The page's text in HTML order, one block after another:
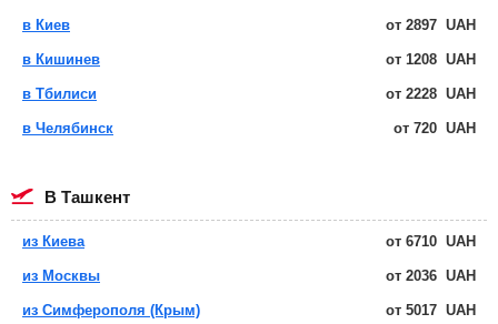
в Киев от 2897 UAH
в Кишинев от 1208 UAH
в Тбилиси от 2228 UAH
в Челябинск от 720 UAH
в Ташкент
из Киева от 6710 UAH
из Москвы от 2036 UAH
из Симферополя (Крым) от 5017 UAH